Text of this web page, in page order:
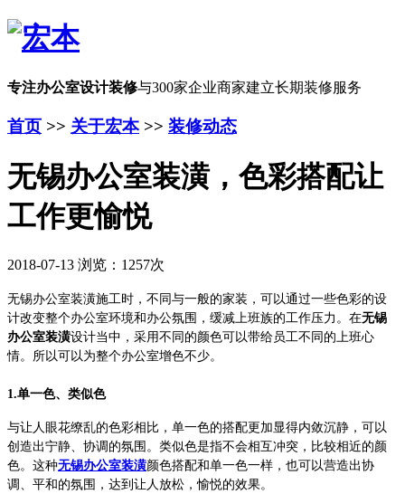
专注办公室设计装修与300家企业商家建立长期装修服务
首页 >> 关于宏本>> 装修动态
无锡办公室装潢，色彩搭配让
工作更愉悦
2018-07-13 浏览：1257次
无锡办公室装潢施工时， 不同与一般的家装 ， 可以通过一些色彩的设
计改变整个办公室环境和办公氛围 ，缓减上班族的工作压力。 在无锡
办公室装潢设计当中， 采用不同的颜色可以带给员工不同的上班心
情。所以可以为整个办公室增色不少。
1.单一色、类似色
与让人眼花缭乱的色彩相比，单一色的搭配更加显得内敛沉静，可以
创造出宁静、协调的氛围。类似色是指不会相互冲突，比较相近的颜
色。这种无锡办公室装潢颜色搭配和单一色一样，也可以营造出协
调、平和的氛围，达到让人放松，愉悦的效果。